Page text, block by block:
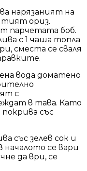
нарязаният на
ориз.
парчетата боб.
с 1 чаша топла
сместа се сваля
вода доматено
с
в тава. Като
със
със зелев сок и
началото се вари
да ври, се